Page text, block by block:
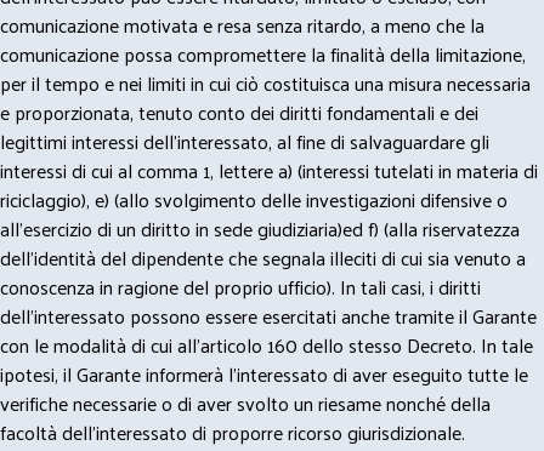
comunicazione motivata e resa senza ritardo, a meno che la
comunicazione possa compromettere la finalità della limitazione,
per il tempo e nei limiti in cui ciò costituisca una misura necessaria
e proporzionata, tenuto conto dei diritti fondamentali e dei
legittimi interessi dell’interessato, al fine di salvaguardare gli
interessi di cui al comma 1, lettere a) (interessi tutelati in materia di
riciclaggio), e) (allo svolgimento delle investigazioni difensive o
all’esercizio di un diritto in sede giudiziaria)ed f) (alla riservatezza
dell’identità del dipendente che segnala illeciti di cui sia venuto a
conoscenza in ragione del proprio ufficio). In tali casi, i diritti
dell’interessato possono essere esercitati anche tramite il Garante
con le modalità di cui all’articolo 160 dello stesso Decreto. In tale
ipotesi, il Garante informerà l’interessato di aver eseguito tutte le
verifiche necessarie o di aver svolto un riesame nonché della
facoltà dell’interessato di proporre ricorso giurisdizionale.